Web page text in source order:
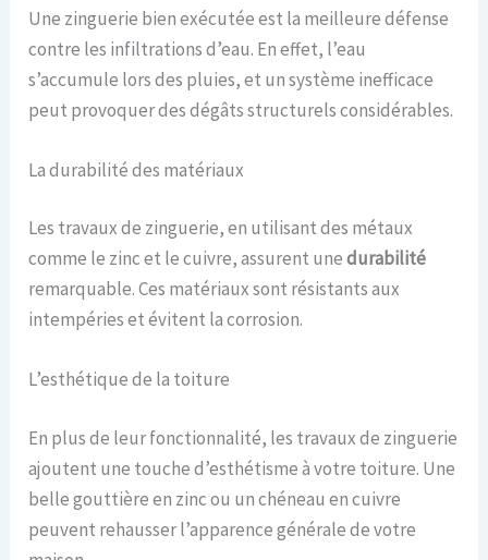
Une zinguerie bien exécutée est la meilleure défense
contre les infiltrations d’eau. En effet, l’eau
s’accumule lors des pluies, et un système inefficace
peut provoquer des dégâts structurels considérables.
La durabilité des matériaux
Les travaux de zinguerie, en utilisant des métaux
comme le zinc et le cuivre, assurent unedurabilité
remarquable. Ces matériaux sont résistants aux
intempéries et évitent la corrosion.
L’esthétique de la toiture
En plus de leur fonctionnalité, les travaux de zinguerie
ajoutent une touche d’esthétisme à votre toiture. Une
belle gouttière en zinc ou un chéneau en cuivre
peuvent rehausser l’apparence générale de votre